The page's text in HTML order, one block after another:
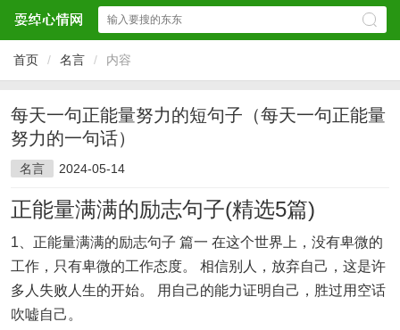
首页 / 名言 / 内容
每天一句正能量努力的短句子（每天一句正能量
努力的一句话）
名言 2024-05-14
正能量满满的励志句子(精选5篇)
1、正能量满满的励志句子 篇一 在这个世界上，没有卑微的
工作，只有卑微的工作态度。 相信别人，放弃自己，这是许
多人失败人生的开始。 用自己的能力证明自己，胜过用空话
吹嘘自己。